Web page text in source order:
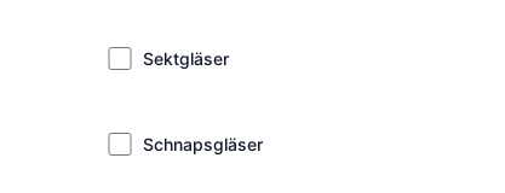
Sektgläser
Schnapsgläser